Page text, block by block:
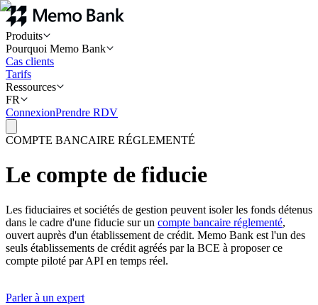
Produits
Pourquoi Memo Bank
Cas clients
Tarifs
Ressources
FR
ConnexionPrendre RDV
COMPTE BANCAIRE RÉGLEMENTÉ
Le compte de fiducie
Les fiduciaires et sociétés de gestion peuvent isoler les fonds détenus
dans le cadre d'une fiducie sur un compte bancaire réglementé,
ouvert auprès d'un établissement de crédit. Memo Bank est l'un des
seuls établissements de crédit agréés par la BCE à proposer ce
compte piloté par API en temps réel.
Parler à un expert